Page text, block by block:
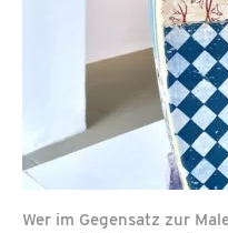
Wer im Gegensatz zur